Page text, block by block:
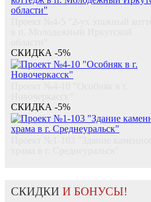
СКИДКА -5%
СКИДКА -5%
СКИДКИ И БОНУСЫ!